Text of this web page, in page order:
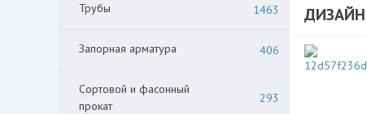
Трубы 1463
Запорная арматура 406
Сортовой и фасонный
прокат
293